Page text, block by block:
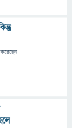
করেছেন